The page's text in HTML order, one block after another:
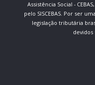
Assistência Social -
pelo SISCEBAS. Por ser
legislação tributária
devidos